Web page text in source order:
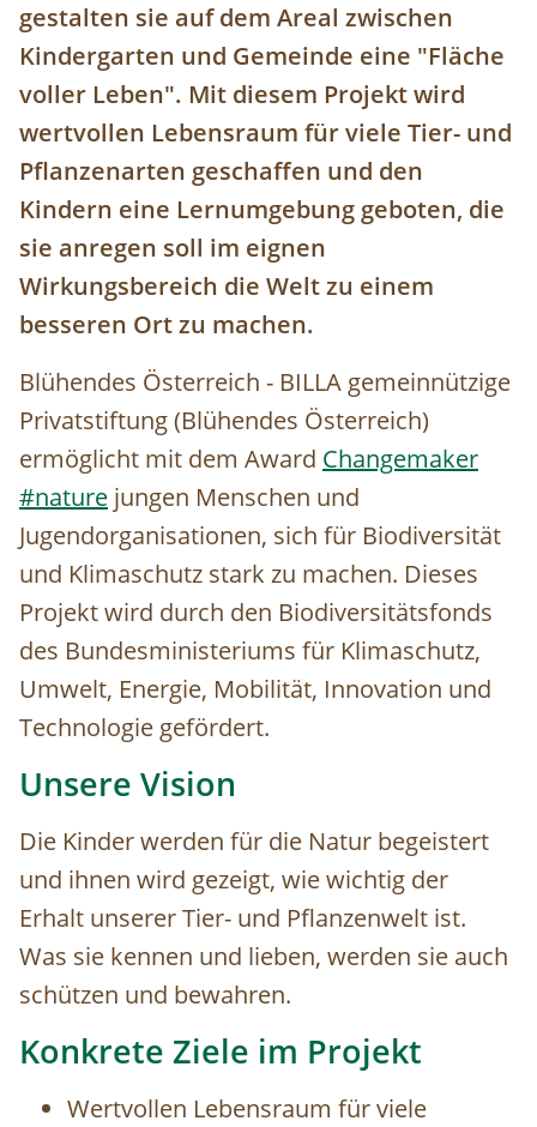
gestalten sie auf dem Areal zwischen
Kindergarten und Gemeinde eine "Fläche
voller Leben". Mit diesem Projekt wird
wertvollen Lebensraum für viele Tier- und
Pflanzenarten geschaffen und den
Kindern eine Lernumgebung geboten, die
sie anregen soll im eignen
Wirkungsbereich die Welt zu einem
besseren Ort zu machen.
Blühendes Österreich - BILLA gemeinnützige
Privatstiftung (Blühendes Österreich)
ermöglicht mit dem Award Changemaker
#nature jungen Menschen und
Jugendorganisationen, sich für Biodiversität
und Klimaschutz stark zu machen. Dieses
Projekt wird durch den Biodiversitätsfonds
des Bundesministeriums für Klimaschutz,
Umwelt, Energie, Mobilität, Innovation und
Technologie gefördert.
Unsere Vision
Die Kinder werden für die Natur begeistert
und ihnen wird gezeigt, wie wichtig der
Erhalt unserer Tier- und Pflanzenwelt ist.
Was sie kennen und lieben, werden sie auch
schützen und bewahren.
Konkrete Ziele im Projekt
Wertvollen Lebensraum für viele